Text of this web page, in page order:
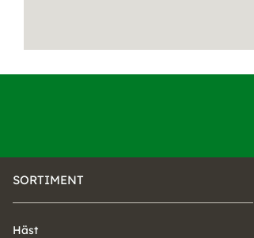
SORTIMENT
Häst